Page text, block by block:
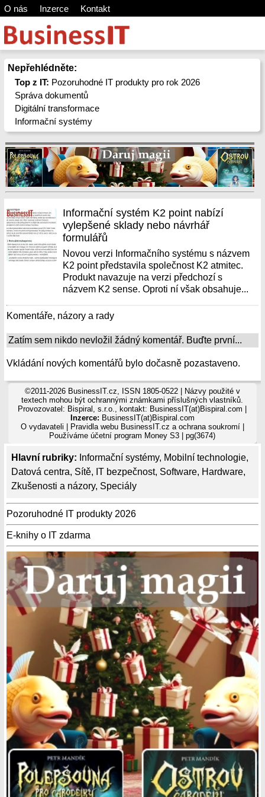
O nás Inzerce Kontakt
Nepřehlédněte:
Top z IT: Pozoruhodné IT produkty pro rok 2026
Správa dokumentů
Digitální transformace
Informační systémy
Hlavní rubriky: Informační systémy, Mobilní technologie,
Datová centra, Sítě, IT bezpečnost, Software, Hardware,
Zkušenosti a názory, Speciály
Pozoruhodné IT produkty 2026
E-knihy o IT zdarma
Informační systém K2 point nabízí
vylepšené sklady nebo návrhář
formulářů
Novou verzi Informačního systému s názvem
K2 point představila společnost K2 atmitec.
Produkt navazuje na verzi předchozí s
názvem K2 sense. Oproti ní však obsahuje...
Komentáře, názory a rady
Zatím sem nikdo nevložil žádný komentář. Buďte první...
Vkládání nových komentářů bylo dočasně pozastaveno.
©2011-2026 BusinessIT.cz, ISSN 1805-0522 | Názvy použité v
textech mohou být ochrannými známkami příslušných vlastníků.
Provozovatel: Bispiral, s.r.o., kontakt: BusinessIT(at)Bispiral.com |
Inzerce: BusinessIT(at)Bispiral.com
O vydavateli
Pravidla webu BusinessIT.cz a ochrana soukromí|
Používámeúčetní program Money S3 | pg(3674)